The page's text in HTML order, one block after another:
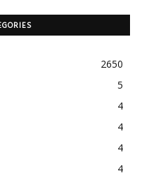
2650
5
4
4
4
4